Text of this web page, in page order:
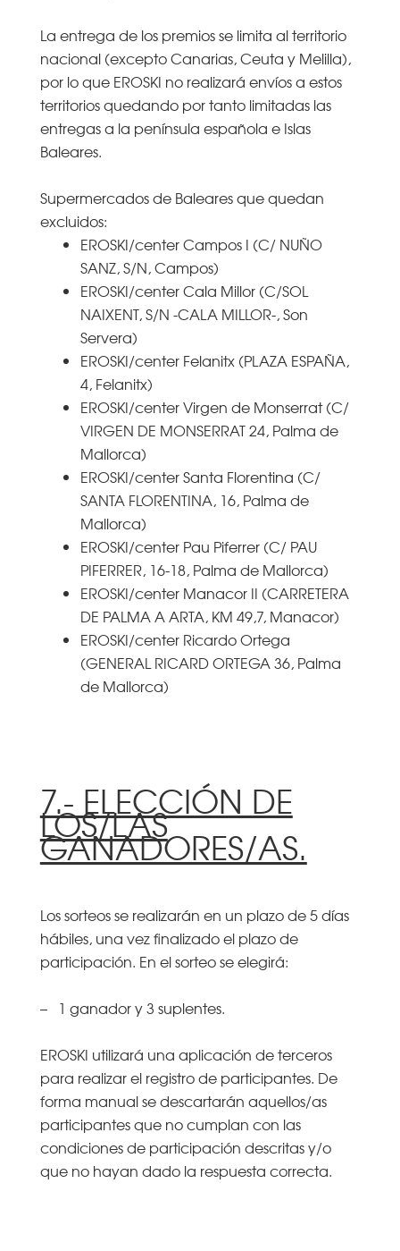
La entrega de los premios se limita al territorio
nacional (excepto Canarias, Ceuta y Melilla),
por lo que EROSKI no realizará envíos a estos
territorios quedando por tanto limitadas las
entregas a la península española e Islas
Baleares.
Supermercados de Baleares que quedan
excluidos:
EROSKI/center Campos I (C/ NUÑO
SANZ, S/N, Campos)
EROSKI/center Cala Millor (C/SOL
NAIXENT, S/N -CALA MILLOR-, Son
Servera)
EROSKI/center Felanitx (PLAZA ESPAÑA,
4, Felanitx)
EROSKI/center Virgen de Monserrat (C/
VIRGEN DE MONSERRAT 24, Palma de
Mallorca)
EROSKI/center Santa Florentina (C/
SANTA FLORENTINA, 16, Palma de
Mallorca)
EROSKI/center Pau Piferrer (C/ PAU
PIFERRER, 16-18, Palma de Mallorca)
EROSKI/center Manacor II (CARRETERA
DE PALMA A ARTA, KM 49,7, Manacor)
EROSKI/center Ricardo Ortega
(GENERAL RICARD ORTEGA 36, Palma
de Mallorca)
7.- ELECCIÓN DE
LOS/LAS
GANADORES/AS.
Los sorteos se realizarán en un plazo de 5 días
hábiles, una vez finalizado el plazo de
participación. En el sorteo se elegirá:
– 1 ganador y 3 suplentes.
EROSKI utilizará una aplicación de terceros
para realizar el registro de participantes. De
forma manual se descartarán aquellos/as
participantes que no cumplan con las
condiciones de participación descritas y/o
que no hayan dado la respuesta correcta.